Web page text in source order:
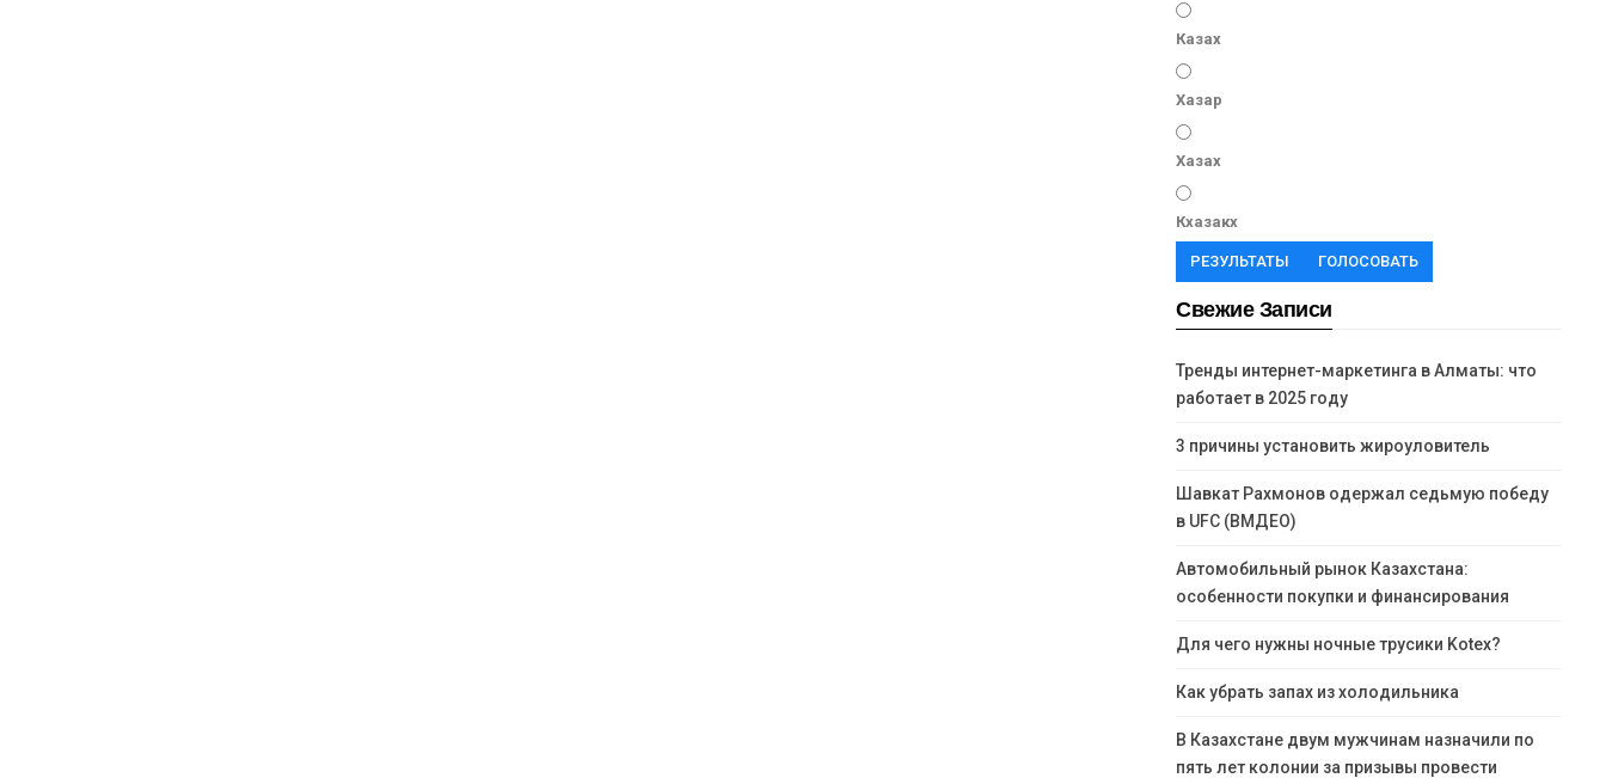
Казах
Хазар
Хазах
Кхазакх
РЕЗУЛЬТАТЫ ГОЛОСОВАТЬ
Свежие Записи
Тренды интернет-маркетинга в Алматы: что
работает в 2025 году
3 причины установить жироуловитель
Шавкат Рахмонов одержал седьмую победу
в UFC (ВМДЕО)
Автомобильный рынок Казахстана:
особенности покупки и финансирования
Для чего нужны ночные трусики Kotex?
Как убрать запах из холодильника
В Казахстане двум мужчинам назначили по
пять лет колонии за призывы провести